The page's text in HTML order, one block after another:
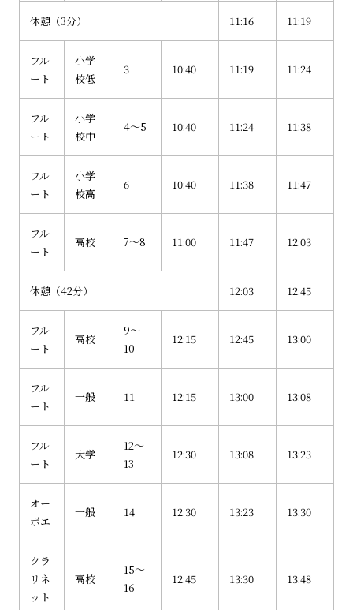
休憩（3分） 11:16 11:19
フル
ート
小学
校低
3 10:40 11:19 11:24
フル
ート
小学
校中
4～5 10:40 11:24 11:38
フル
ート
小学
校高
6 10:40 11:38 11:47
フル
ート
高校 7～8 11:00 11:47 12:03
休憩（42分） 12:03 12:45
フル
ート
高校
9～
10
12:15 12:45 13:00
フル
ート
一般 11 12:15 13:00 13:08
フル
ート
大学
12～
13
12:30 13:08 13:23
オー
ボエ
一般 14 12:30 13:23 13:30
クラ
リネ
ット
高校
15～
16
12:45 13:30 13:48